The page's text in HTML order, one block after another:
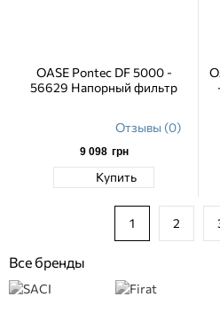
OASE Pontec DF 5000 -
56629 Напорный фильтр
Отзывы (0)
9 098 грн
Купить
1 2
Все бренды